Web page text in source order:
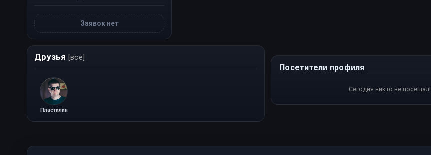
Заявок нет
Друзья [все]
Пластилин
Посетители профиля
Сегодня никто не посещал!